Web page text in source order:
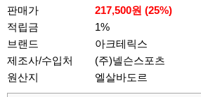
판매가
217,500원 (25%)
적립금
1%
브랜드
아크테릭스
제조사/수입처
(주)넬슨스포츠
원산지
엘살바도르